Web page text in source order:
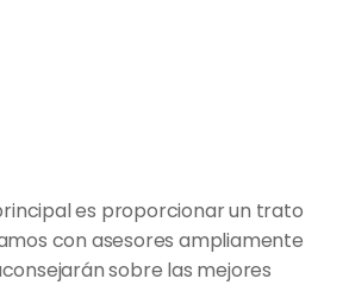
es proporcionar un trato
con asesores ampliamente
sobre las mejores